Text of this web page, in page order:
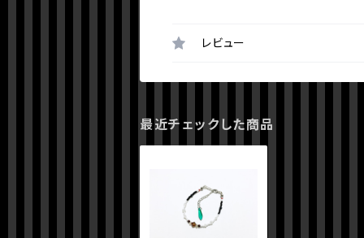
レビュー
最近チェックした商品